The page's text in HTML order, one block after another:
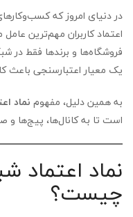
در دنیای امروز که
اعتماد کاربران مهم‌ترین
فروشگاه‌ها و برندها فقط در
یک معیار اعتبارسنجی
به همین دلیل، مفهوم نماد
است تا به کانال‌ها، پیج‌ها
نماد اعتماد
چیست؟